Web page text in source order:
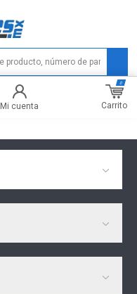
Mi cuenta Carrito
0